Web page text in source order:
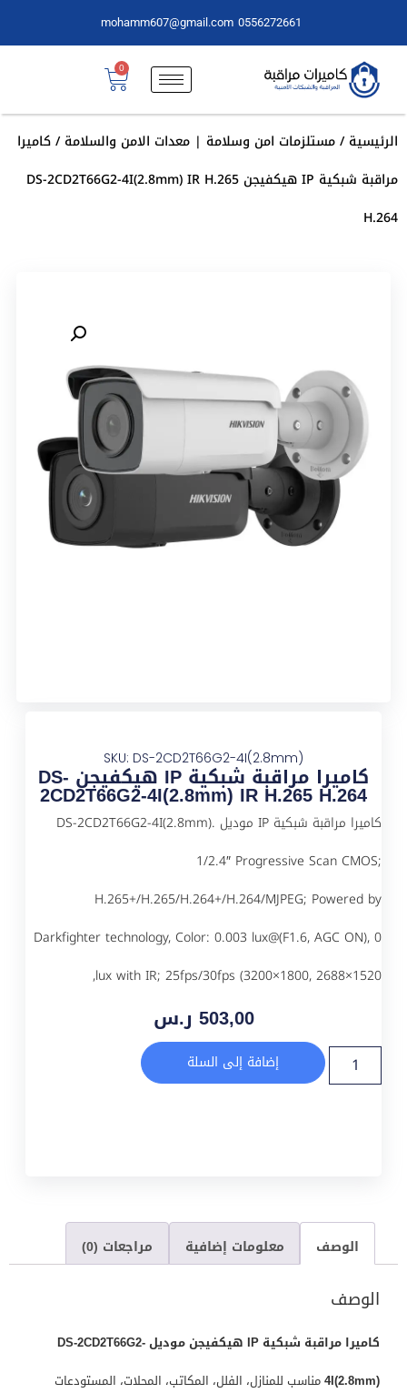
0556272661
mohamm607@gmail.com
0
الرئيسية/مستلزمات امن وسلامة | معدات الامن والسلامة/ كاميرا
مراقبة شبكية IP هيكفيجن DS-2CD2T66G2-4I(2.8mm) IR H.265
H.264
SKU: DS-2CD2T66G2-4I(2.8mm)
كاميرا مراقبة شبكية IP هيكفيجن DS-
2CD2T66G2-4I(2.8mm) IR H.265 H.264
كاميرا مراقبة شبكية IP موديل DS-2CD2T66G2-4I(2.8mm).
1/2.4″ Progressive Scan CMOS;
H.265+/H.265/H.264+/H.264/MJPEG; Powered by
Darkfighter technology, Color: 0.003 lux@(F1.6, AGC ON), 0
lux with IR; 25fps/30fps (3200×1800, 2688×1520,
503,00 ر.س
إضافة إلى السلة
الوصف معلومات إضافية مراجعات (0)
الوصف
كاميرا مراقبة شبكية IP هيكفيجن موديل DS-2CD2T66G2-
4I(2.8mm)مناسب للمنازل، الفلل، المكاتب، المحلات، المستودعات